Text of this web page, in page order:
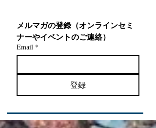
メルマガの登録（オンラインセミ
ナーやイベントのご連絡）
Email *
登録